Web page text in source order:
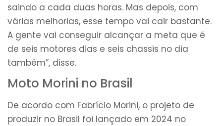
saindo a cada duas horas. Mas depois, com
várias melhorias, esse tempo vai cair bastante.
A gente vai conseguir alcançar a meta que é
de seis motores dias e seis chassis no dia
também”, disse.
Moto Morini no Brasil
De acordo com Fabrício Morini, o projeto de
produzir no Brasil foi lançado em 2024 no